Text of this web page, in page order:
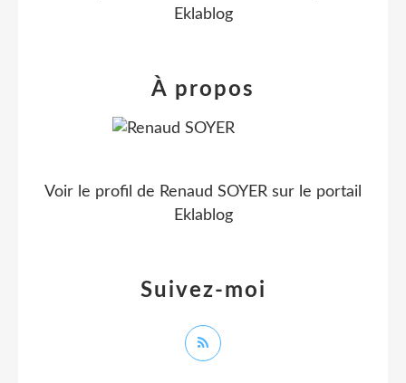
Eklablog
Suivez-moi
À propos
Voir le profil de Renaud SOYER sur le portail
Eklablog